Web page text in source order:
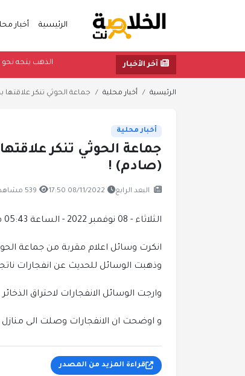
الرئيسية أخبار
آخر الأخبار الذهب
الرئيسية أخبار محلية جماعة الحوثي تنكر
أخبار محلية
جماعة الحوثي تنكر
(صادم) !
البعد الرابع 08/11/2022 17:50 539 مشاهدة
الثلاثاء - 08 نوفمبر 2022 - الساعة 05:43 م بتوقيت اليمن ،،،
انكرت وسائل اعلام مقربة من جماعة
وذهبت الوسائل للحديث عن انفجارات
وارجت الوسائل الانفجارات لاحتراق الذخائر
و اوضحت ان الانفجارات وصلت الى
قراءة المزيد من المصدر